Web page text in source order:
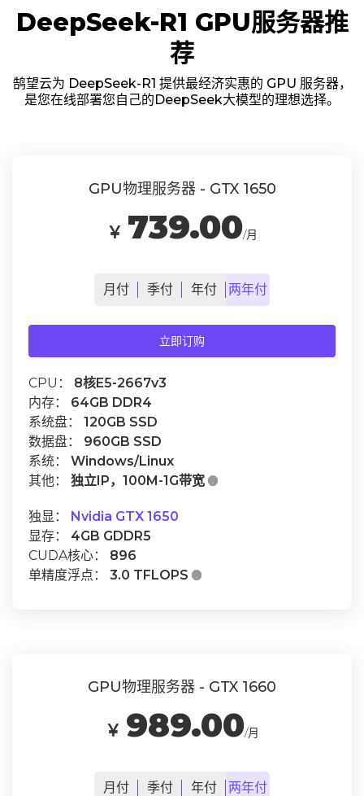
DeepSeek-R1 GPU服务器推
荐
鹄望云为 DeepSeek-R1 提供最经济实惠的 GPU 服务器，
是您在线部署您自己的DeepSeek大模型的理想选择。
GPU物理服务器 - GTX 1650
￥ 739.00/月
月 付 季付 年付 两年付
立即订购
CPU： 8核E5-2667v3
内存： 64GB DDR4
系统盘： 120GB SSD
数据盘： 960GB SSD
系统： Windows/Linux
其他： 独立IP，100M-1G带宽 
独显： Nvidia GTX 1650
显存： 4GB GDDR5
CUDA核心： 896
单精度浮点： 3.0 TFLOPS 
GPU物理服务器 - GTX 1660
￥ 989.00/月
月 付 季付 年付 两年付